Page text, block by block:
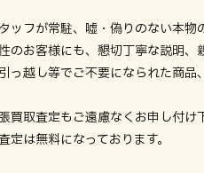
ッフが常駐、嘘・偽りのない本
のお客様にも、懇切丁寧な説明、
っ越し等でご不要になられた商
買取査定もご遠慮なくお申し付け
定は無料になっております。